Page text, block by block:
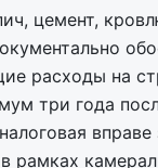
цемент,
расходы на
три года
вправе
рамках